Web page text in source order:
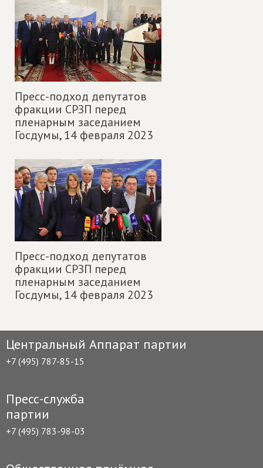
Пресс-подход депутатов
фракции СРЗП перед
пленарным заседанием
Госдумы,14 февраля 2023
Пресс-подход депутатов
фракции СРЗП перед
пленарным заседанием
Госдумы,14 февраля 2023
Центральный Аппарат партии
+7 (495) 787-85-15
Пресс-служба
партии
+7 (495) 783-98-03